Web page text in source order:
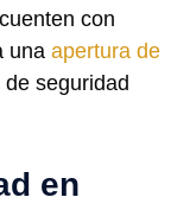
con
una apertura de
seguridad
en